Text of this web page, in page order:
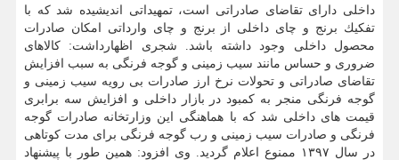
داخلی دارای تقاضای صادراتی است، تمهیداتی اندیشیده شد كه با
تفكیك برنج و چای داخلی از برنج و چای وارداتی امكان صادرات
محصول داخلی وجود داشته باشد. شجری اظهارداشت: كالاهای
ضروری و حساس مانند سیب زمینی و گوجه فرنگی به سبب افزایش
تقاضای صادراتی و تحولات نرخ ارز صادرات بی رویه سیب زمینی و
گوجه فرنگی منجر به كمبود در بازار داخلی و افزایش سه برابری
قیمت های داخلی شد كه با هماهنگی این وزارتخانه صادرات گوجه
فرنگی و صادرات سیب زمینی و رب گوجه فرنگی برای مدت كوتاهی
در سال ۱۳۹۷ ممنوع اعلام گردید. وی افزود: همین طور با پیشنهاد